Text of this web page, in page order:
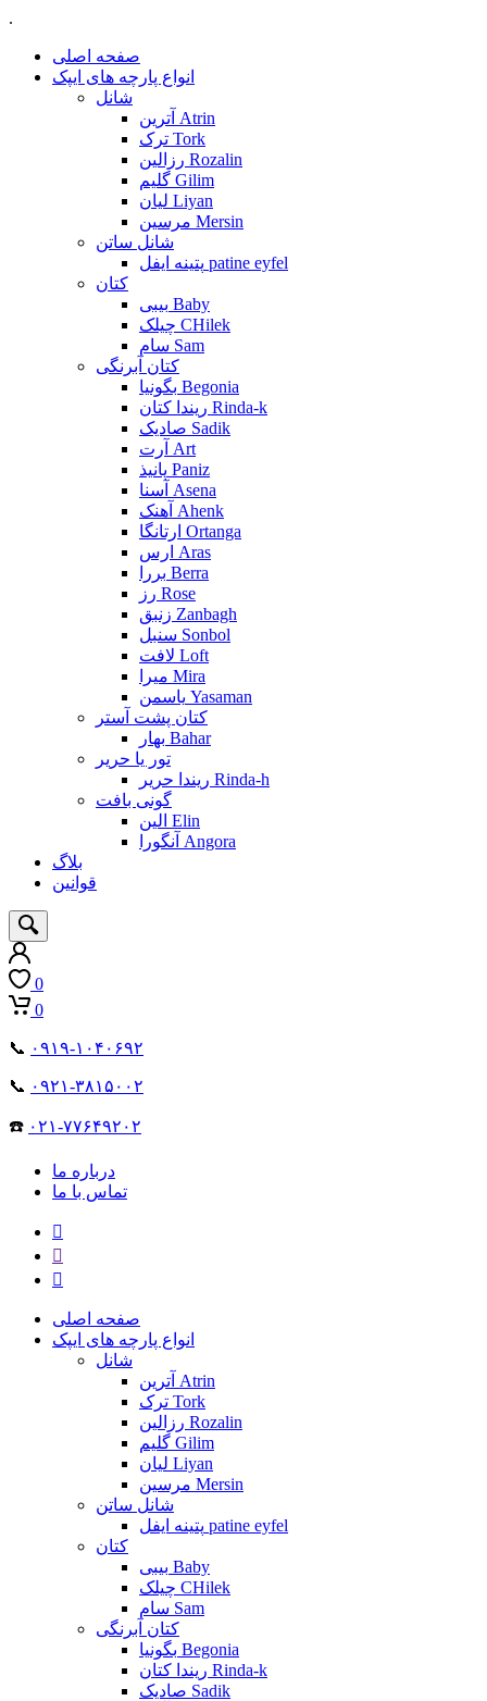
.
صفحه اصلی
انواع پارچه های ایپک
شانل
آترین Atrin
ترک Tork
رزالین Rozalin
گلیم Gilim
لیان Liyan
مرسین Mersin
شانل ساتن
پتینه ایفل patine eyfel
کتان
بیبی Baby
چیلک CHilek
سام Sam
کتان آبرنگی
بگونیا Begonia
ریندا کتان Rinda-k
صادیک Sadik
آرت Art
پانیذ Paniz
آسنا Asena
آهنک Ahenk
ارتانگا Ortanga
ارس Aras
بررا Berra
رز Rose
زنبق Zanbagh
سنبل Sonbol
لافت Loft
میرا Mira
یاسمن Yasaman
کتان پشت آستر
بهار Bahar
تور یا حریر
ریندا حریر Rinda-h
گونی بافت
الین Elin
آنگورا Angora
بلاگ
قوانین
0
0
📞 ۰۹۱۹-۱۰۴۰۶۹۲
📞 ۰۹۲۱-۳۸۱۵۰۰۲
☎️ ۰۲۱-۷۷۶۴۹۲۰۲
درباره ما
تماس با ما
صفحه اصلی
انواع پارچه های ایپک
شانل
آترین Atrin
ترک Tork
رزالین Rozalin
گلیم Gilim
لیان Liyan
مرسین Mersin
شانل ساتن
پتینه ایفل patine eyfel
کتان
بیبی Baby
چیلک CHilek
سام Sam
کتان آبرنگی
بگونیا Begonia
ریندا کتان Rinda-k
صادیک Sadik